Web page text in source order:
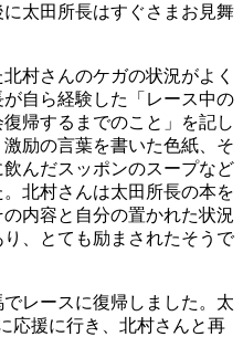
太田所長はすぐさまお見舞
村さんのケガの状況がよく
自ら経験した「レース中の
帰するまでのこと」を記し
励の言葉を書いた色紙、そ
んだスッポンのスープなど
北村さんは太田所長の本を
内容と自分の置かれた状況
、とても励まされたそうで
レースに復帰しました。太
応援に行き、北村さんと再